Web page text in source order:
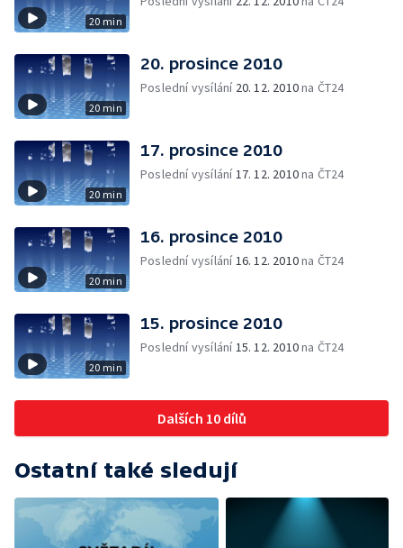
20 min
20 min
20. prosince 2010
Poslední vysílání 20. 12. 2010na ČT24
20 min
17. prosince 2010
Poslední vysílání17. 12. 2010na ČT24
20 min
16. prosince 2010
Poslední vysílání16. 12. 2010na ČT24
20 min
15. prosince 2010
Poslední vysílání15. 12. 2010na ČT24
Dalších 10 dílů
Ostatní také sledují